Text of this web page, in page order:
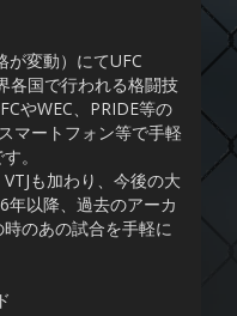
が変動）にてUFC
各国で行われる格闘技
やWEC、PRIDE等の
マートフォン等で手軽
。
も加わり、今後の大
年以降、過去のアーカ
のあの試合を手軽に